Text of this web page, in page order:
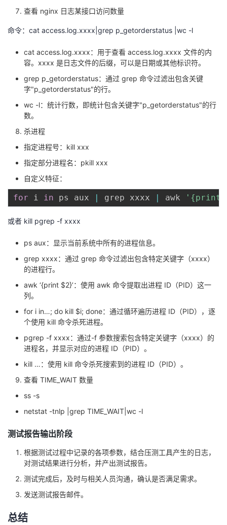
查看 nginx 日志某接口访问数量
命令：cat access.log.xxxx|grep p_getorderstatus |wc -l
cat access.log.xxxx：用于查看 access.log.xxxx 文件的内
容。xxxx 是日志文件的后缀，可以是日期或其他标识符。
grep p_getorderstatus：通过 grep 命令过滤出包含关键
字"p_getorderstatus"的行。
wc -l：统计行数，即统计包含关键字"p_getorderstatus"的行
数。
杀进程
指定进程号：kill xxx
指定部分进程名：pkill xxx
⾃定义特征：
for i in ps aux | grep xxxx | awk '{print
或者 kill pgrep -f xxxx
ps aux：显示当前系统中所有的进程信息。
grep xxxx：通过 grep 命令过滤出包含特定关键字（xxxx）
的进程行。
awk ‘{print $2}’：使用 awk 命令提取出进程 ID（PID）这一
列。
for i in…; do kill $i; done：通过循环遍历进程 ID（PID），逐
个使用 kill 命令杀死进程。
pgrep -f xxxx：通过-f 参数搜索包含特定关键字（xxxx）的
进程名，并显示对应的进程 ID（PID）。
kill …：使用 kill 命令杀死搜索到的进程 ID（PID）。
查看 TIME_WAIT 数量
ss -s
netstat -tnlp |grep TIME_WAIT|wc -l
测试报告输出阶段
根据测试过程中记录的各项参数，结合压测⼯具产生的⽇志，
对测试结果进行分析，并产出测试报告。
测试完成后，及时与相关人员沟通，确认是否满⾜需求。
发送测试报告邮件。
总结